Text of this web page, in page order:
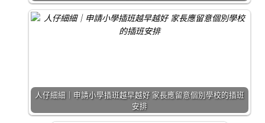
人仔細細｜申請小學插班越早越好 家長應留意個別學校的插班
安排